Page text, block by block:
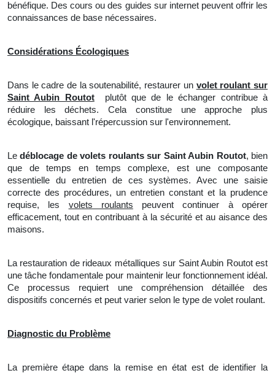
bénéfique. Des cours ou des guides sur internet peuvent offrir les
connaissances de base nécessaires.
Considérations Écologiques
Dans le cadre de la soutenabilité, restaurer un volet roulant sur
Saint Aubin Routotplutôt que de le échanger contribue à
réduire les déchets. Cela constitue une approche plus
écologique, baissant l'répercussion sur l'environnement.
Ledéblocage de volets roulants sur Saint Aubin Routot, bien
que de temps en temps complexe, est une composante
essentielle du entretien de ces systèmes. Avec une saisie
correcte des procédures, un entretien constant et la prudence
requise, les volets roulants peuvent continuer à opérer
efficacement, tout en contribuant à la sécurité et au aisance des
maisons.
La restauration de rideaux métalliques sur Saint Aubin Routot est
une tâche fondamentale pour maintenir leur fonctionnement idéal.
Ce processus requiert une compréhension détaillée des
dispositifs concernés et peut varier selon le type de volet roulant.
Diagnostic du Problème
La première étape dans la remise en état est de identifier
la